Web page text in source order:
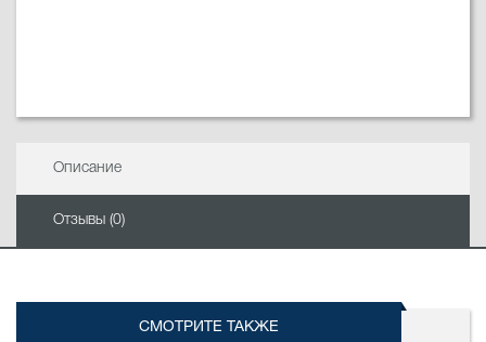
Описание
Отзывы (0)
СМОТРИТЕ ТАКЖЕ